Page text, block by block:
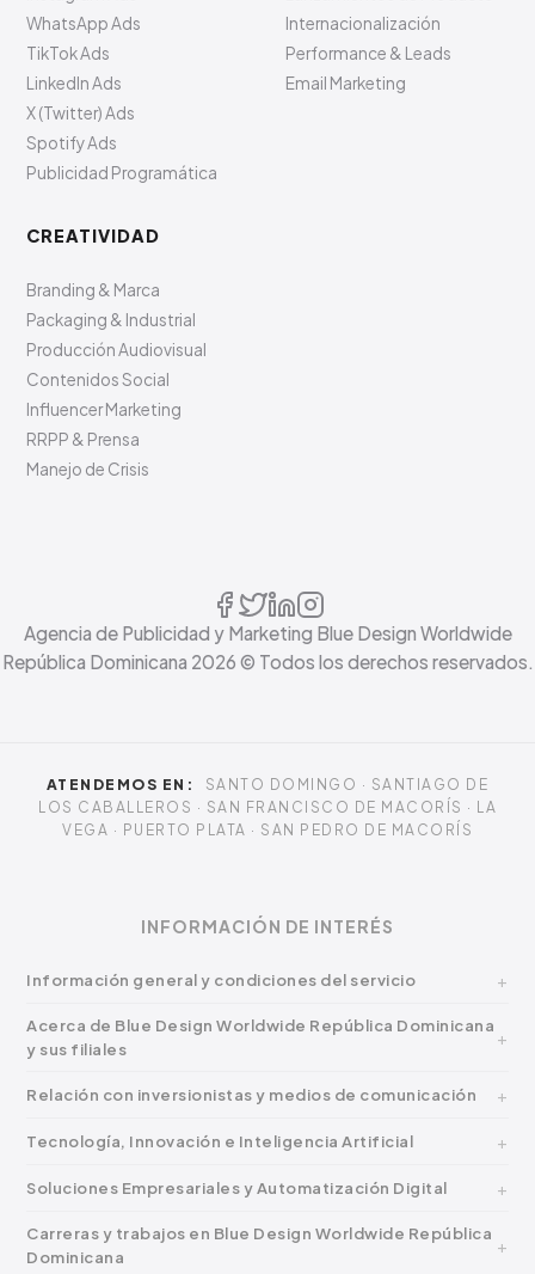
WhatsApp Ads
TikTok Ads
LinkedIn Ads
X (Twitter) Ads
Spotify Ads
Publicidad Programática
Internacionalización
Performance & Leads
Email Marketing
CREATIVIDAD
Branding & Marca
Packaging & Industrial
Producción Audiovisual
Contenidos Social
Influencer Marketing
RRPP & Prensa
Manejo de Crisis
Agencia de Publicidad y Marketing Blue Design Worldwide
República Dominicana 2026 © Todos los derechos reservados.
ATENDEMOS EN:
SANTO DOMINGO · SANTIAGO DE
LOS CABALLEROS · SAN FRANCISCO DE MACORÍS · LA
VEGA · PUERTO PLATA · SAN PEDRO DE MACORÍS
INFORMACIÓN DE INTERÉS
Información general y condiciones del servicio
Acerca de Blue Design Worldwide República Dominicana
y sus filiales
Relación con inversionistas y medios de comunicación
Tecnología, Innovación e Inteligencia Artificial
Soluciones Empresariales y Automatización Digital
Carreras y trabajos en Blue Design Worldwide República
Dominicana